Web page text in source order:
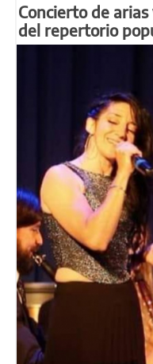
Concierto de
del repertorio